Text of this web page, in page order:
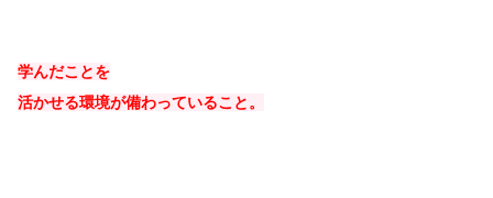
学んだことを
活かせる環境が備わっていること。